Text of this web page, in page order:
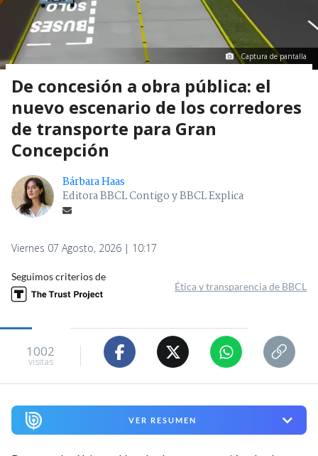
Captura de pantalla
De concesión a obra pública: el
nuevo escenario de los corredores
de transporte para Gran
Concepción
Bárbara Haas
Editora BBCL Contigo y BBCL Explica
Viernes 07 Agosto, 2026 | 10:17
Seguimos criterios de
Ética y transparencia de BBCL
1002
visitas
VER RESUMEN